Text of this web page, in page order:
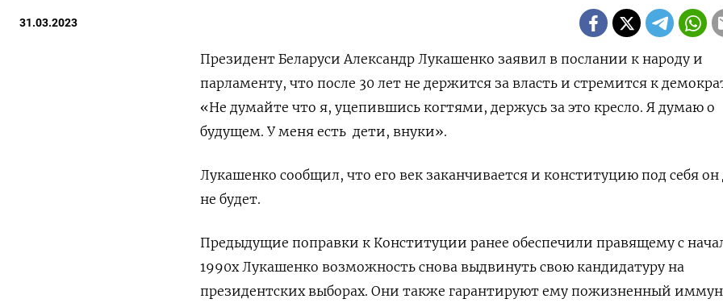
31.03.2023
Президент Беларуси Александр Лукашенко заявил в послании к народу и
парламенту, что после 30 лет не держится за власть и стремится к
«Не думайте что я, уцепившись когтями, держусь за это кресло. Я думаю о
будущем. У меня есть дети, внуки».
Лукашенко сообщил, что его век заканчивается и конституцию под себя он
не будет.
Предыдущие поправки к Конституции ранее обеспечили правящему с
1990х Лукашенко возможность снова выдвинуть свою кандидатуру на
президентских выборах. Они также гарантируют ему пожизненный